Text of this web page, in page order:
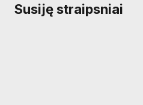
Susiję straipsniai